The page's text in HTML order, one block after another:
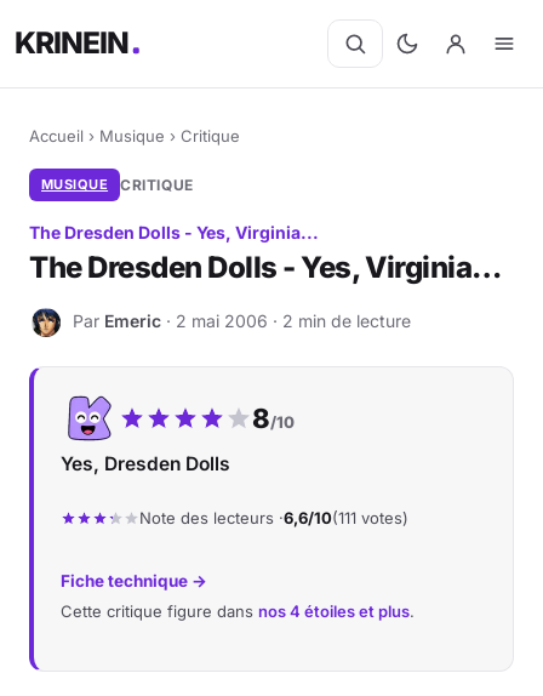
KRINEIN
Accueil › Musique › Critique
MUSIQUE CRITIQUE
The Dresden Dolls - Yes, Virginia...
The Dresden Dolls - Yes, Virginia…
E Par Emeric · 2 mai 2006 · 2 min de lecture
Notre note :
8/10
Yes, Dresden Dolls
Note des lecteurs ·6,6/10(111 votes)
Fiche technique →
Cette critique figure dans nos 4 étoiles et plus.